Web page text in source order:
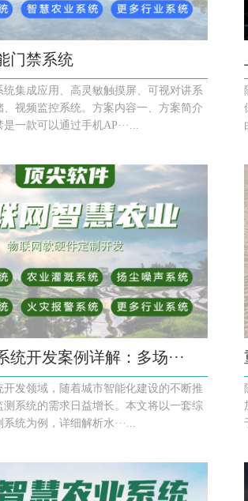
门禁系统
统集成应用、高灵敏触摸屏、可视对讲系
视频监控系统。方案内容一、方案简介
一款可以通过手机AP···...
统开发案例详解：多场···
发领域，随着城市智能化建设的不断推
测系统的需求日益增长。本文将以一套综
统为例，详细解析水···...